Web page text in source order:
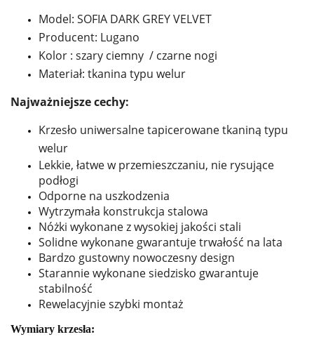
Model: SOFIA DARK GREY VELVET
Producent: Lugano
Kolor : szary ciemny / czarne nogi
Materiał: tkanina typu welur
Najważniejsze cechy:
Krzesło uniwersalne tapicerowane tkaniną typu
welur
Lekkie, łatwe w przemieszczaniu, nie rysujące
podłogi
Odporne na uszkodzenia
Wytrzymała konstrukcja stalowa
Nóżki wykonane z wysokiej jakości stali
Solidne wykonane gwarantuje trwałość na lata
Bardzo gustowny nowoczesny design
Starannie wykonane siedzisko gwarantuje
stabilność
Rewelacyjnie szybki montaż
Wymiary krzesła: